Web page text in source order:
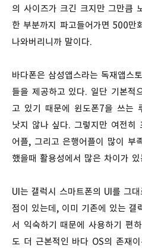
의 사이즈가 크긴 크지만 그만큼
한 부분까지 파고들어가면 500만
나와버리니까 말이다.
바다폰은 삼성앱스라는 독재앱스
들을 제공하고 있다. 일단 기본적
고 있기 때문에 윈도폰7을 쓰는
낫지 않나 싶다. 그렇지만 여전히
어플, 그리고 은행어플이 많이 부
했을때 활용성에서 많은 차이가
UI는 갤럭시 스마트폰의 UI를 그
점이 있는데, 이미 기존에 있는 갤
서 익숙하기 때문에 사용하기 편
도 더 근본적인 바다 OS의 존재